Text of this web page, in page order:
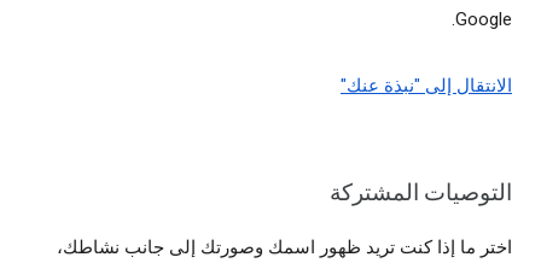
Google.
الانتقال إلى "نبذة عنك"
التوصيات المشتركة
اختر ما إذا كنت تريد ظهور اسمك وصورتك إلى جانب نشاطك،